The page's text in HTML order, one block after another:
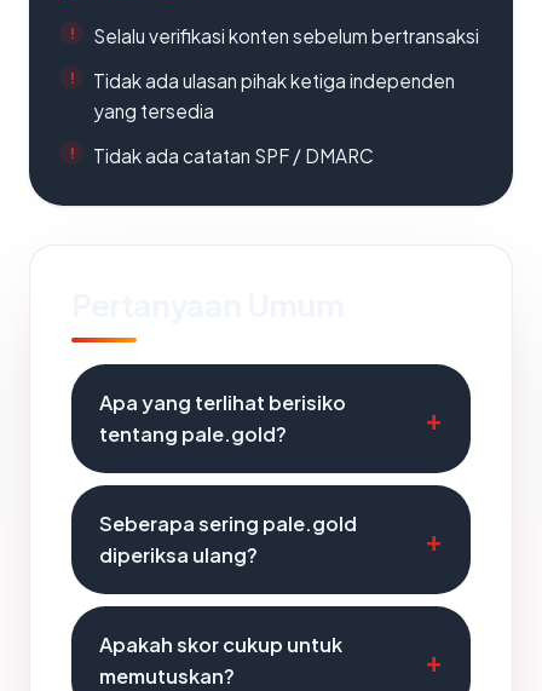
Selalu verifikasi konten sebelum bertransaksi
Tidak ada ulasan pihak ketiga independen
yang tersedia
Tidak ada catatan SPF / DMARC
Apa yang terlihat berisiko
tentang pale.gold?
Seberapa sering pale.gold
diperiksa ulang?
Apakah skor cukup untuk
memutuskan?